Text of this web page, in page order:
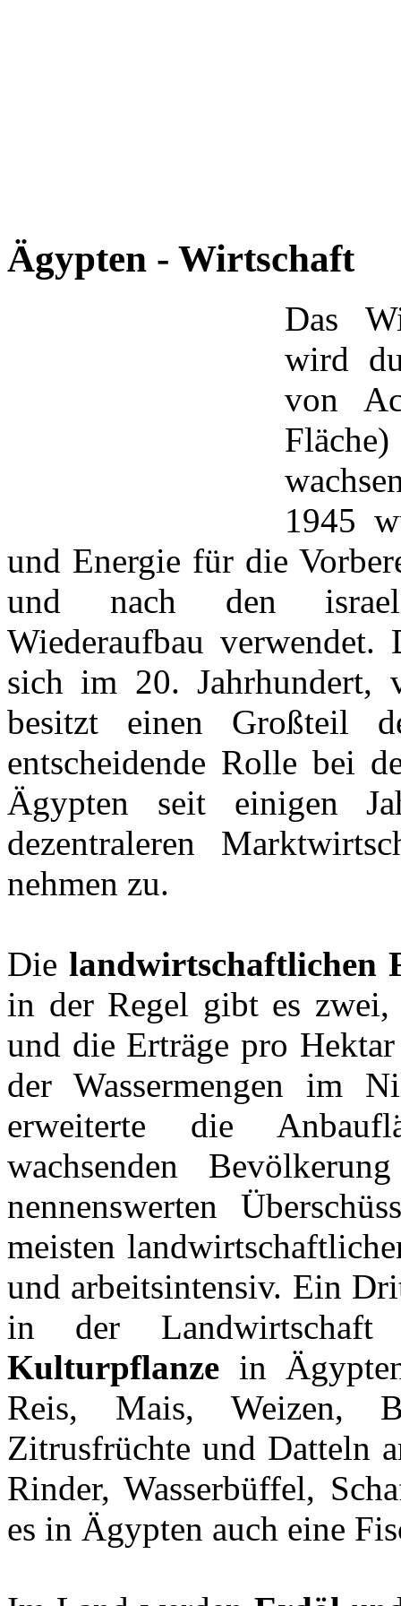
Ägypten - Wirtschaft
Das
wird
von
1945
und Energie für die
und nach den
Wiederaufbau
sich im 20. Jahrhundert,
besitzt einen Großteil
entscheidende Rolle bei
Ägypten seit einigen
dezentraleren
nehmen zu.
Die landwirtschaftlichen
in der Regel gibt es
und die Erträge pro
der Wassermengen im
erweiterte die
wachsenden
nennenswerten
meisten
und arbeitsintensiv. Ein
in der Landwirtschaft
Kulturpflanze in
Reis, Mais, Weizen,
Zitrusfrüchte und Datteln
Rinder, Wasserbüffel,
es in Ägypten auch eine